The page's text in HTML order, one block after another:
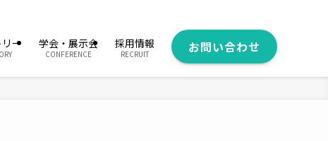
ー 学会・展示会
CONFERENCE
採用情報
RECRUIT お問い合わせ